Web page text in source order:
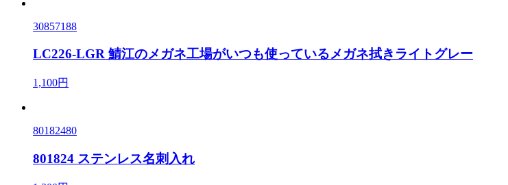
30857188
LC226-LGR 鯖江のメガネ工場がいつも使っているメガネ拭きライトグレー
1,100円
80182480
801824 ステンレス名刺入れ